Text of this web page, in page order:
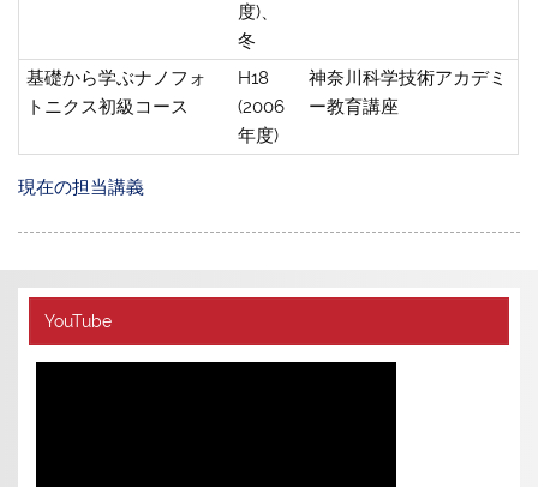
度)、
冬
基礎から学ぶナノフォ
トニクス初級コース
H18
(2006
年度)
神奈川科学技術アカデミ
ー教育講座
現在の担当講義
YouTube